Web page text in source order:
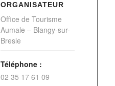
ORGANISATEUR
Office de Tourisme
Aumale – Blangy-sur-
Bresle
Téléphone :
02 35 17 61 09